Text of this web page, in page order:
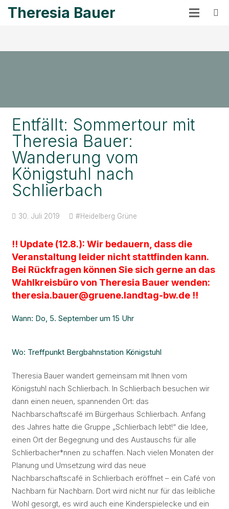
Theresia Bauer
Entfällt: Sommertour mit
Theresia Bauer:
Wanderung vom
Königstuhl nach
Schlierbach
30. Juli 2019 #Heidelberg Grüne
!! Update (12.8.): Wir bedauern, dass die
Veranstaltung leider nicht stattfinden kann.
Bei Rückfragen können Sie sich gerne an das
Wahlkreisbüro von Theresia Bauer wenden:
theresia.bauer@gruene.landtag-bw.de !!
Wann: Do, 5. September um 15 Uhr
Wo: Treffpunkt Bergbahnstation Königstuhl
Theresia Bauer wandert gemeinsam mit Ihnen vom
Königstuhl nach Schlierbach. In Schlierbach besuchen wir
dann einen neuen, spannenden Ort: das
Nachbarschaftscafé im Bürgerhaus Schlierbach. Anfang
des Jahres hatte die Gruppe „Schlierbach lebt!“ die Idee,
einen Ort der Begegnung und des Austauschs für alle
Schlierbacher*nnen zu schaffen. Nach vielen Monaten der
Planung und Umsetzung wird das neue
Nachbarschaftscafé in Schlierbach eröffnet – ein Café von
Nachbarn für Nachbarn. Dort wird nicht nur für das leibliche
Wohl gesorgt, es wird auch eine Kinderspielecke und ein